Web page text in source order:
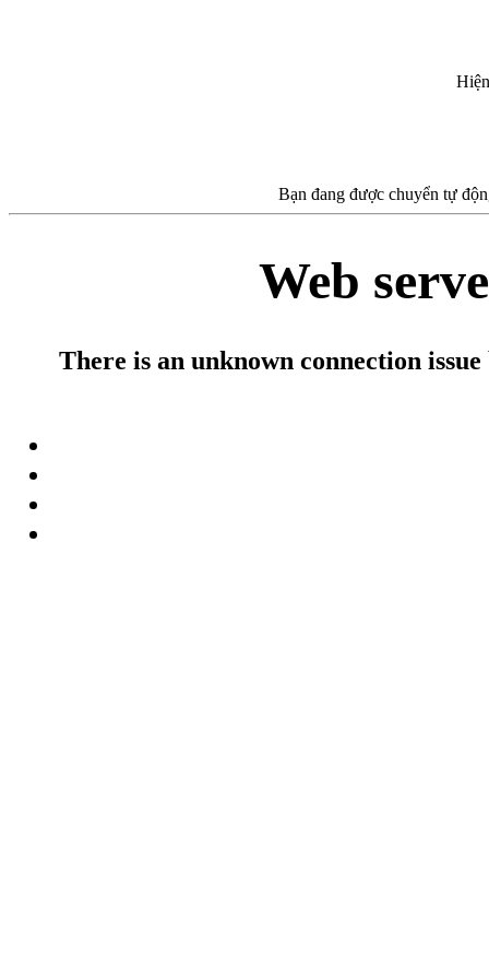
Bạn đang được chuyển tự
Web
There is an unknown connection